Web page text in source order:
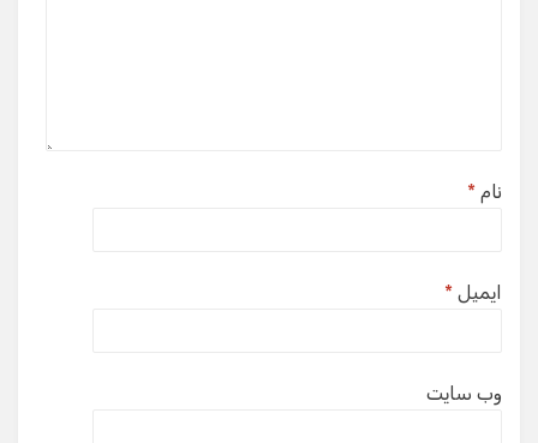
نام *
ایمیل *
وب‌ سایت